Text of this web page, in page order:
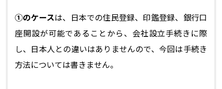
①のケースは、日本での住民登録、印鑑登録、銀行口
座開設が可能であることから、会社設立手続きに際
し、日本人との違いはありませんので、今回は手続き
方法については書きません。